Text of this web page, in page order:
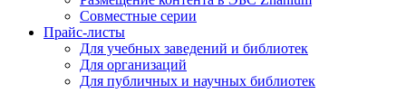
Совместные серии
Прайс-листы
Для учебных заведений и библиотек
Для организаций
Для публичных и научных библиотек